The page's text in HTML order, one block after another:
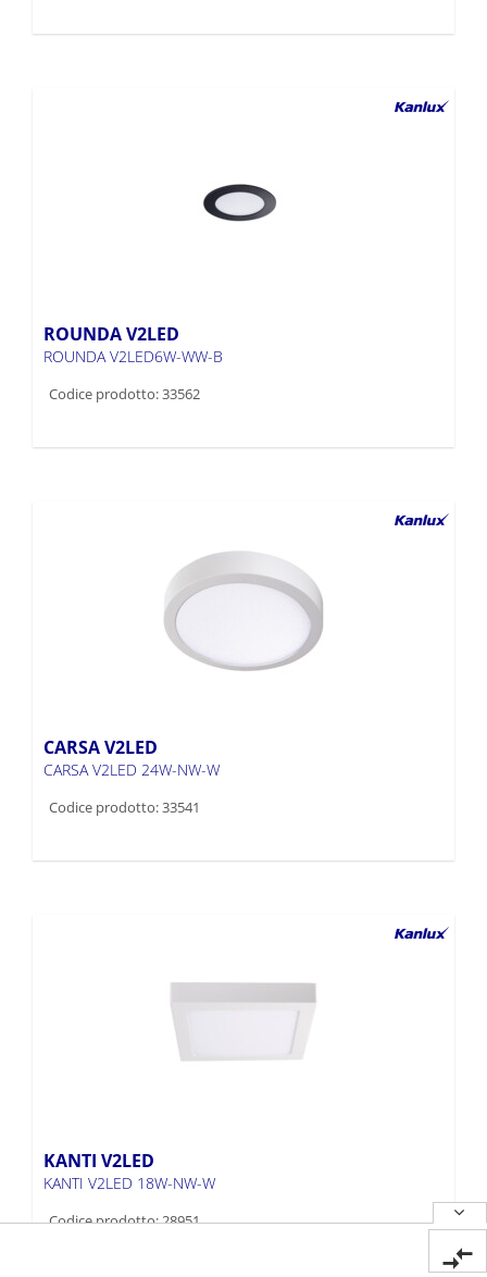
ROUNDA V2LED
ROUNDA V2LED6W-WW-B
Codice prodotto: 33562
CARSA V2LED
CARSA V2LED 24W-NW-W
Codice prodotto: 33541
KANTI V2LED
KANTI V2LED 18W-NW-W
Codice prodotto: 28951